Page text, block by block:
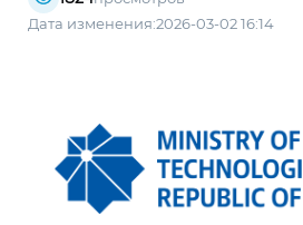
Дата изменения:2026-03-02 16:14